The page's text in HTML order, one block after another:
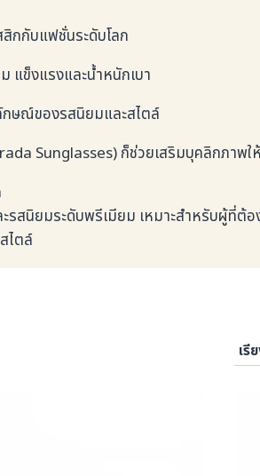
กกับแฟชั่นระดับโลก
แข็งแรงและน้ำหนักเบา
กษณ์ของรสนิยมและสไตล์
Sunglasses) ก็ช่วยเสริมบุคลิกภาพใ
สนิยมระดับพรีเมียม เหมาะสำหรับผู้ที่ต้
ไตล์